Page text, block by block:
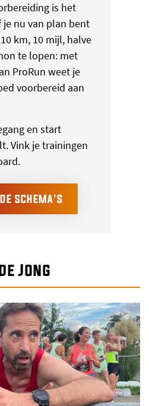
is het
je nu van plan bent
km, 10 mijl, halve
te lopen: met
ProRun weet je
voorbereid aan
en start
Vink je trainingen
SCHEMA'S
Jong